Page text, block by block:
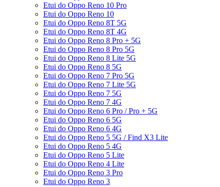
Etui do Oppo Reno 10 Pro
Etui do Oppo Reno 10
Etui do Oppo Reno 8T 5G
Etui do Oppo Reno 8T 4G
Etui do Oppo Reno 8 Pro + 5G
Etui do Oppo Reno 8 Pro 5G
Etui do Oppo Reno 8 Lite 5G
Etui do Oppo Reno 8 5G
Etui do Oppo Reno 7 Pro 5G
Etui do Oppo Reno 7 Lite 5G
Etui do Oppo Reno 7 5G
Etui do Oppo Reno 7 4G
Etui do Oppo Reno 6 Pro / Pro + 5G
Etui do Oppo Reno 6 5G
Etui do Oppo Reno 6 4G
Etui do Oppo Reno 5 5G / Find X3 Lite
Etui do Oppo Reno 5 4G
Etui do Oppo Reno 5 Lite
Etui do Oppo Reno 4 Lite
Etui do Oppo Reno 3 Pro
Etui do Oppo Reno 3